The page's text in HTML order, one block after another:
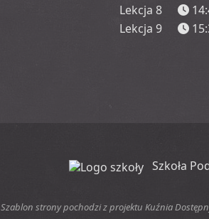
Lekcja 8
Lekcja 9
Szkoła
Szablon strony pochodzi z projektu Kuźnia